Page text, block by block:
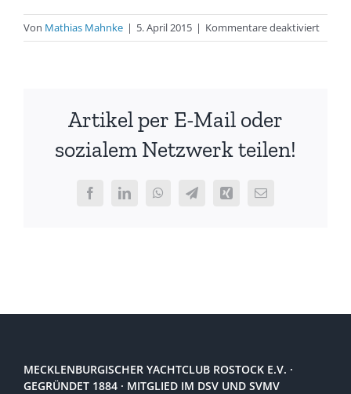
Von Mathias Mahnke | 5. April 2015 | Kommentare deaktiviertfür
Artikel per E-Mail oder
sozialem Netzwerk teilen!
FacebookLinkedInWhatsAppTelegramXing
E-
MECKLENBURGISCHER YACHTCLUB ROSTOCK E.V. ·
GEGRÜNDET 1884 · MITGLIED IM DSV UND SVMV